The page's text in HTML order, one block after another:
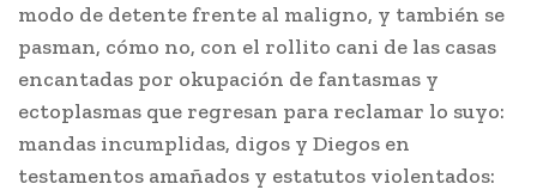
modo de detente frente al maligno, y también se
pasman, cómo no, con el rollito cani de las casas
encantadas por okupación de fantasmas y
ectoplasmas que regresan para reclamar lo suyo:
mandas incumplidas, digos y Diegos en
testamentos amañados y estatutos violentados: